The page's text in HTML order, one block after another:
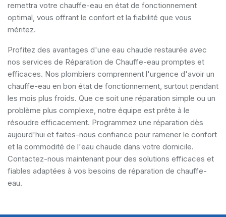
remettra votre chauffe-eau en état de fonctionnement
optimal, vous offrant le confort et la fiabilité que vous
méritez.
Profitez des avantages d'une eau chaude restaurée avec
nos services de Réparation de Chauffe-eau promptes et
efficaces. Nos plombiers comprennent l'urgence d'avoir un
chauffe-eau en bon état de fonctionnement, surtout pendant
les mois plus froids. Que ce soit une réparation simple ou un
problème plus complexe, notre équipe est prête à le
résoudre efficacement. Programmez une réparation dès
aujourd'hui et faites-nous confiance pour ramener le confort
et la commodité de l'eau chaude dans votre domicile.
Contactez-nous maintenant pour des solutions efficaces et
fiables adaptées à vos besoins de réparation de chauffe-
eau.